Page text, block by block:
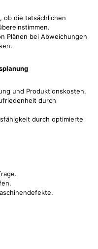
ob die tatsächlichen
Plänen bei Abweichungen
und Produktionskosten.
durch
durch optimierte